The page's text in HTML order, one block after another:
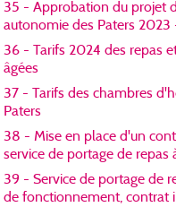
35 - Approbation du projet
autonomie des Paters 2023
36 - Tarifs 2024 des repas
âgées
37 - Tarifs des chambres
Paters
38 - Mise en place d'un
service de portage de repas
39 - Service de portage de
de fonctionnement, contrat